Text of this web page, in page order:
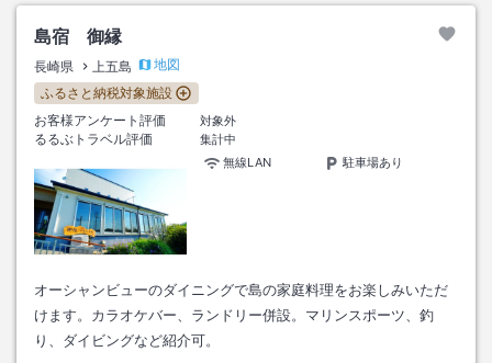
島宿 御縁
長崎県 上五島
地図
ふるさと納税対象施設
お客様アンケート評価
対象外
るるぶトラベル評価
集計中
無線LAN
駐車場あり
オーシャンビューのダイニングで島の家庭料理をお楽しみいただ
けます。カラオケバー、ランドリー併設。マリンスポーツ、釣
り、ダイビングなど紹介可。